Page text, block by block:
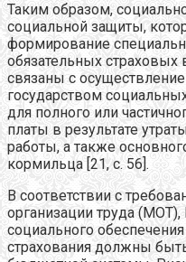
Таким образом,
социальной защиты,
формирование
обязательных страховых
связаны с
государством
для полного или
платы в результате
работы, а также
кормильца [21, c. 56].
В соответствии с
организации труда
социального
страхования должны